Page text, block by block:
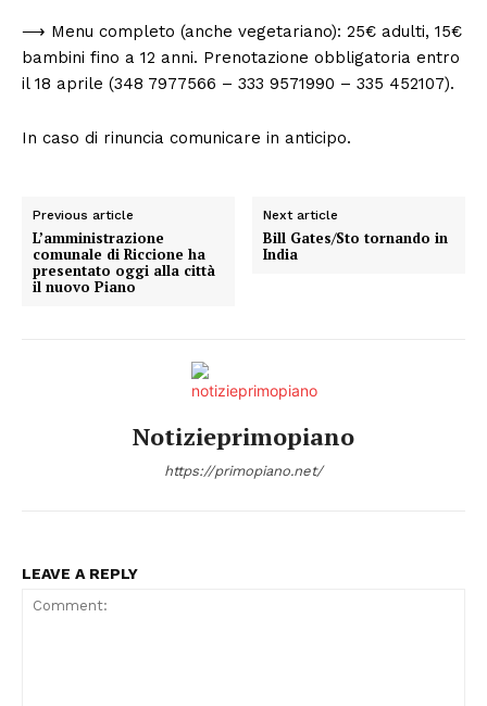
⟶ Menu completo (anche vegetariano): 25€ adulti, 15€
bambini fino a 12 anni. Prenotazione obbligatoria entro
il 18 aprile (348 7977566 – 333 9571990 – 335 452107).
In caso di rinuncia comunicare in anticipo.
Previous article
L’amministrazione
comunale di Riccione ha
presentato oggi alla città
il nuovo Piano
Next article
Bill Gates/Sto tornando in
India
Notizieprimopiano
https://primopiano.net/
LEAVE A REPLY